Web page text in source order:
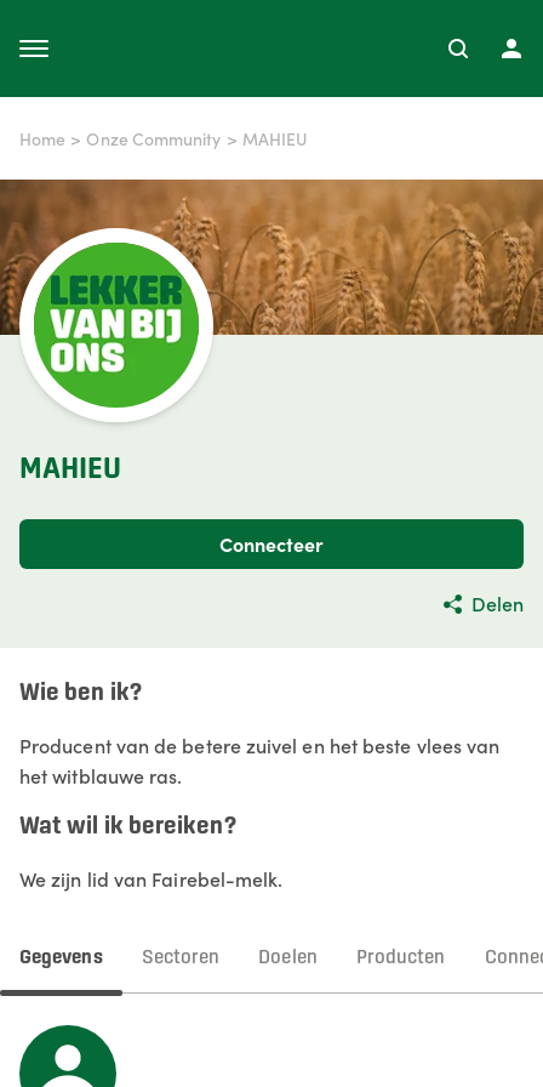
Home > Onze Community > MAHIEU
MAHIEU
Connecteer
Delen
Wie ben ik?
Producent van de betere zuivel en het beste vlees van
het witblauwe ras.
Wat wil ik bereiken?
We zijn lid van Fairebel-melk.
Gegevens Sectoren Doelen Producten